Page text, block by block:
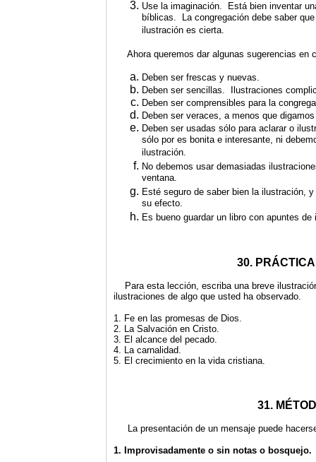
Use la imaginación. Está bien inventar
bíblicas. La congregación debe saber
ilustración es cierta.
Ahora queremos dar algunas sugerencias en
Deben ser frescas y nuevas.
Deben ser sencillas. Ilustraciones
Deben ser comprensibles para la
Deben ser veraces, a menos que
Deben ser usadas sólo para aclarar o
sólo por es bonita e interesante, ni
ilustración.
No debemos usar demasiadas
ventana.
Esté seguro de saber bien la ilustración,
su efecto.
Es bueno guardar un libro con apuntes
30.
Para esta lección, escriba una breve
ilustraciones de algo que usted ha observado.
1. Fe en las promesas de Dios.
2. La Salvación en Cristo.
3. El alcance del pecado.
4. La carnalidad.
5. El crecimiento en la vida cristiana.
31.
La presentación de un mensaje puede
1. Improvisadamente o sin notas o bosquejo.